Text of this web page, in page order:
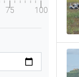
75 100